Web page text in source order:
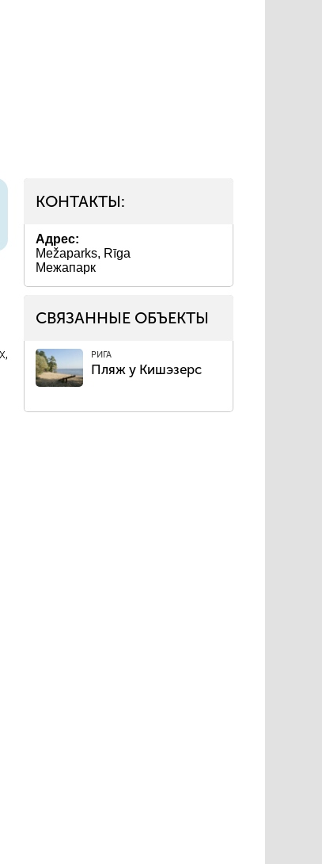
КОНТАКТЫ:
Адрес:
Mežaparks, Rīga
Межапарк
СВЯЗАННЫЕ ОБЪЕКТЫ
РИГА
Пляж у Кишэзерс